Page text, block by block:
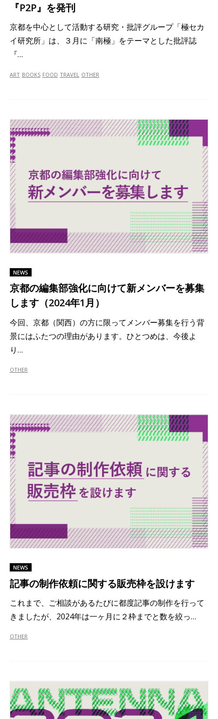
『P2P』を発刊
京都を中心として活動する研究・批評グループ「極セカ
イ研究所」は、３月に「南極」をテーマとした批評誌
『…
ART BOOKS FOOD TRAVEL OTHER
NEWS
京都の編集部強化に向けて新メンバーを募集
します（2024年1月）
今回、京都（関西）の方に限ってメンバー募集を行う背
景にはふたつの理由があります。ひとつめは、今後よ
り…
OTHER
NEWS
記事の制作依頼に関する販売枠を設けます
これまで、ご相談があるたびに都度記事の制作を行って
きましたが、2024年は一ヶ月に２枠までと数を絞っ…
OTHER